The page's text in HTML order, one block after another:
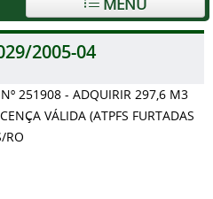
2005-04
251908 - ADQUIRIR 297,6 M3
VÁLIDA (ATPFS FURTADAS
RO